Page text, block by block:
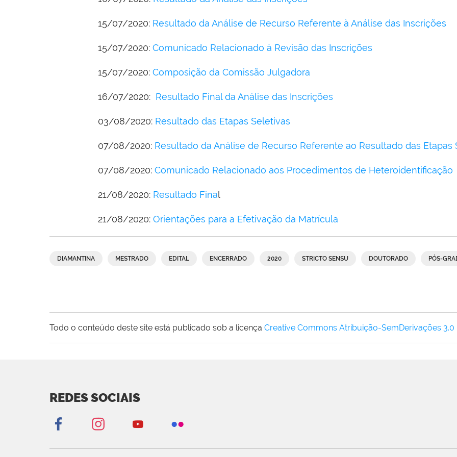
15/07/2020: Resultado da Análise de Recurso Referente à Análise das Inscrições
15/07/2020: Comunicado Relacionado à Revisão das Inscrições
15/07/2020: Composição da Comissão Julgadora
16/07/2020: Resultado Final da Análise das Inscrições
03/08/2020: Resultado das Etapas Seletivas
07/08/2020: Resultado da Análise de Recurso Referente ao Resultado das Etapas
07/08/2020: Comunicado Relacionado aos Procedimentos de Heteroidentificação
21/08/2020: Resultado Final
21/08/2020: Orientações para a Efetivação da Matrícula
DIAMANTINA MESTRADO EDITAL ENCERRADO 2020 STRICTO SENSU DOUTORADO PÓS-
Todo o conteúdo deste site está publicado sob a licença Creative Commons Atribuição-SemDerivações
REDES SOCIAIS